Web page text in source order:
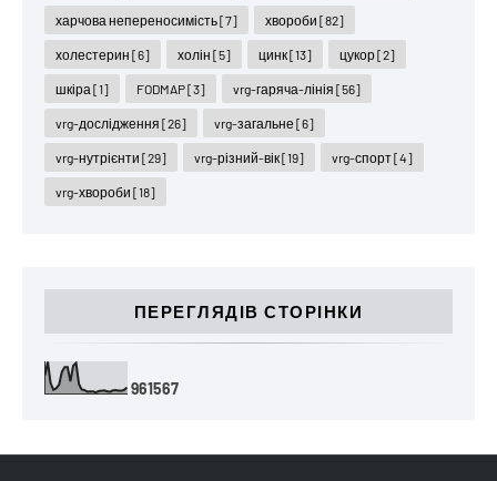
харчова непереносимість[7] хвороби [82]
холестерин [6] холін [5] цинк[13] цукор[2]
шкіра [1] FODMAP[3] vrg-гаряча-лінія [56]
vrg-дослідження [26] vrg-загальне [6]
vrg-нутрієнти [29] vrg-різний-вік[19] vrg-спорт[4]
vrg-хвороби [18]
ПЕРЕГЛЯДІВ СТОРІНКИ
961567